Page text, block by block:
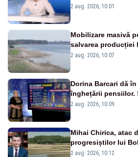
catastrofă pentru
2 aug. 2026, 10:01
Mobilizare masivă
salvarea producției
va detona o stâncă
2 aug. 2026, 10:07
Dorina Barcari dă
înghețării pensiilor.
pierdute de fiecare
2 aug. 2026, 10:09
Mihai Chirica, atac
progresiștilor lui
protejăm și natura,
2 aug. 2026, 10:12